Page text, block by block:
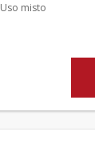
Uso misto